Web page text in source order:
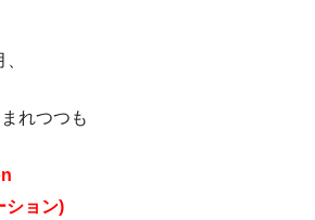
れつつも
ション)